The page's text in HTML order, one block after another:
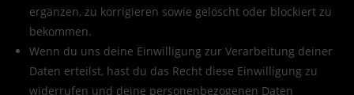
ergänzen, zu korrigieren sowie gelöscht oder blockiert zu
bekommen.
Wenn du uns deine Einwilligung zur Verarbeitung deiner
Daten erteilst, hast du das Recht diese Einwilligung zu
widerrufen und deine personenbezogenen Daten